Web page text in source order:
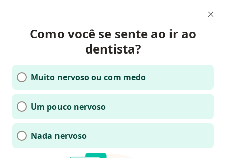
Como você se sente ao ir ao
dentista?
Muito nervoso ou com medo
Um pouco nervoso
Nada nervoso